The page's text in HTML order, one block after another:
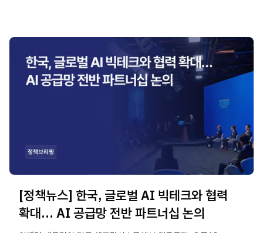
[정책뉴스] 한국, 글로벌 AI 빅테크와 협력
확대… AI 공급망 전반 파트너십 논의